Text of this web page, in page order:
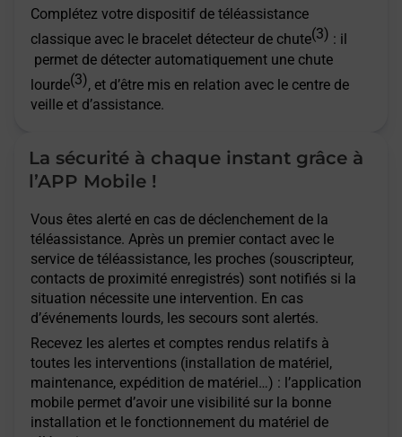
Complétez votre dispositif de téléassistance
classique avec le bracelet détecteur de chute(3) : il
permet de détecter automatiquement une chute
lourde(3), et d’être mis en relation avec le centre de
veille et d’assistance.
La sécurité à chaque instant grâce à
l’APP Mobile !
Vous êtes alerté en cas de déclenchement de la
téléassistance. Après un premier contact avec le
service de téléassistance, les proches (souscripteur,
contacts de proximité enregistrés) sont notifiés si la
situation nécessite une intervention. En cas
d’événements lourds, les secours sont alertés.
Recevez les alertes et comptes rendus relatifs à
toutes les interventions (installation de matériel,
maintenance, expédition de matériel…) : l’application
mobile permet d’avoir une visibilité sur la bonne
installation et le fonctionnement du matériel de